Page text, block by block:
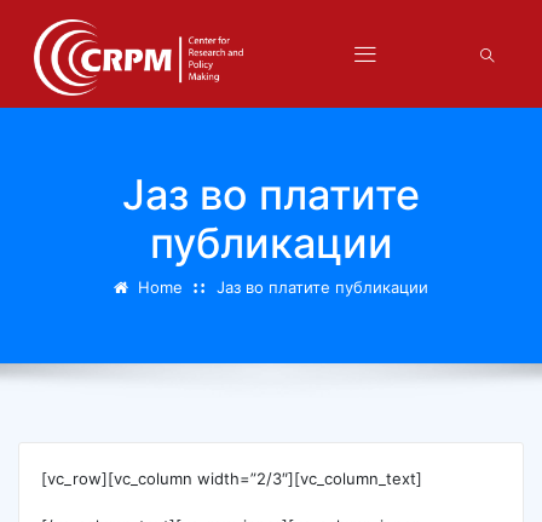
Јаз во платите
публикации
Home Јаз во платите публикации
[vc_row][vc_column width=”2/3″][vc_column_text]